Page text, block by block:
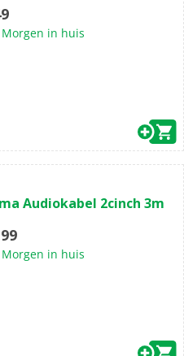
Morgen in huis
Audiokabel 2cinch 3m
Morgen in huis